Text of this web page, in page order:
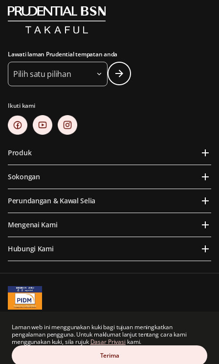
Laman web ini menggunakan kuki bagi tujuan meningkatkan
pengalaman pengguna. Untuk maklumat lanjut tentang cara kami
menggunakan kuki, sila rujuk Dasar Privasi kami.
Terima
Lawati laman Prudential tempatan anda
Pilih satu pilihan
Ikuti kami
Produk
Sokongan
Perundangan & Kawal Selia
Mengenai Kami
Hubungi Kami
Prudential BSN Takaful Berhad merupakan sebuah syarikat usaha sama yang
sebahagiannya dimiliki oleh anak syarikat tidak langsung Prudential plc dari United
Kingdom.
Prudential BSN Takaful Berhad dan Prudential plc tidak mempunyai sebarang kaitan